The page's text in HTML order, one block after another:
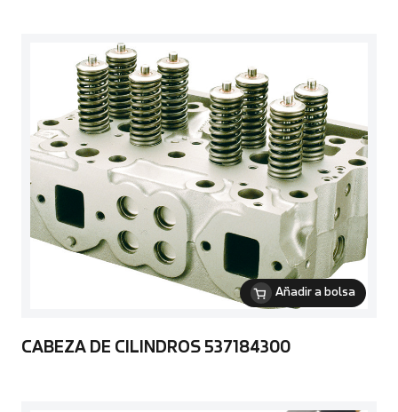
Añadir a bolsa
CABEZA DE CILINDROS 537184300